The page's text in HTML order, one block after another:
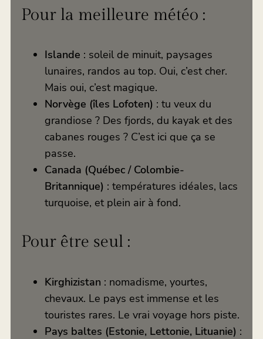
Pour la meilleure météo :
Islande : soleil de minuit, paysages
lunaires, randos au top. Oui, c’est cher.
Mais oui, c’est magique.
Norvège (îles Lofoten) : tu veux du
grandiose ? Des fjords, du kayak et des
cabanes rouges ? C’est ici que ça se
passe.
Canada (Québec / Colombie-
Britannique) : températures idéales, lacs
turquoise, et plein air à fond.
Pour être seul :
Kirghizistan : nomadisme, yourtes,
chevaux. Le pays est immense et les
touristes rares. Le vrai voyage hors piste.
Pays baltes (Estonie, Lettonie, Lituanie) :